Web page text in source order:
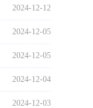
2024-12-12
2024-12-05
2024-12-05
2024-12-04
2024-12-03